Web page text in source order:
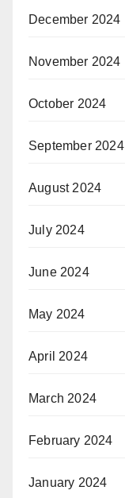
December 2024
November 2024
October 2024
September 2024
August 2024
July 2024
June 2024
May 2024
April 2024
March 2024
February 2024
January 2024